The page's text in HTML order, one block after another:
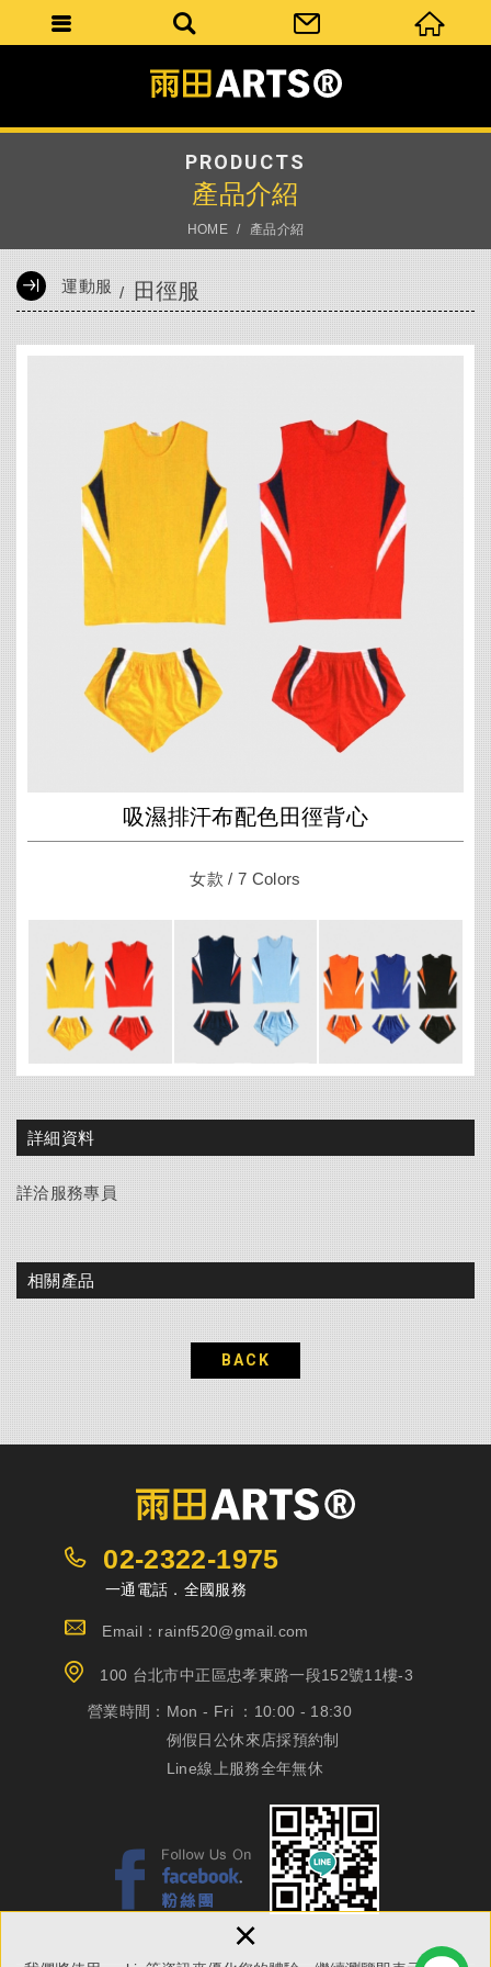
×
PRODUCTS
產品介紹
HOME 產品介紹
運動服 田徑服
吸濕排汗布配色田徑背心
女款 / 7 Colors
詳細資料
詳洽服務專員
相關產品
BACK
02-2322-1975
一通電話．全國服務
Email：rainf520@gmail.com
100 台北市中正區忠孝東路一段152號11樓-3
營業時間： Mon - Fri ：10:00 - 18:30
例假日公休來店採預約制
Line線上服務全年無休